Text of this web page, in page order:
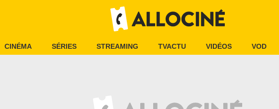
CINÉMA SÉRIES STREAMING TVACTU VIDÉOS VOD